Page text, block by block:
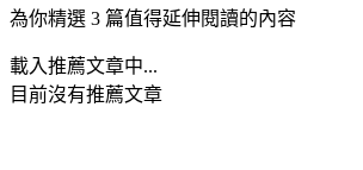
為你精選 3 篇值得延伸閱讀的內容
載入推薦文章中...
目前沒有推薦文章